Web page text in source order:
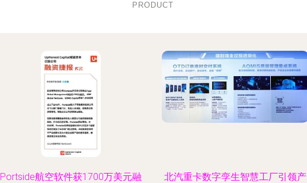
PRODUCT
Portside航空软件获1700万美元融
北汽重卡数字孪生智慧工厂引领产